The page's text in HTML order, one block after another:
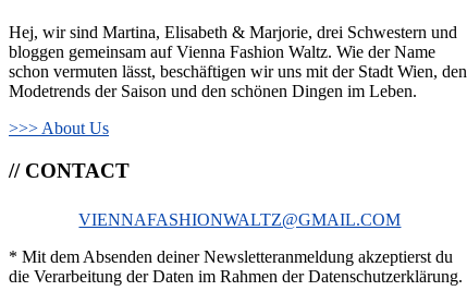
Hej, wir sind Martina, Elisabeth & Marjorie, drei Schwestern und
bloggen gemeinsam auf Vienna Fashion Waltz. Wie der Name
schon vermuten lässt, beschäftigen wir uns mit der Stadt Wien, den
Modetrends der Saison und den schönen Dingen im Leben.
>>> About Us
// CONTACT
VIENNAFASHIONWALTZ@GMAIL.COM
* Mit dem Absenden deiner Newsletteranmeldung akzeptierst du
die Verarbeitung der Daten im Rahmen der Datenschutzerklärung.